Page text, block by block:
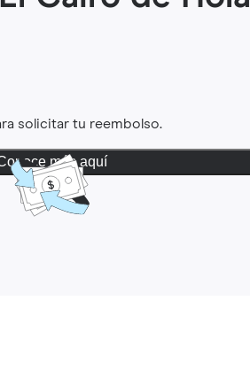
solicitar tu reembolso.
más aquí